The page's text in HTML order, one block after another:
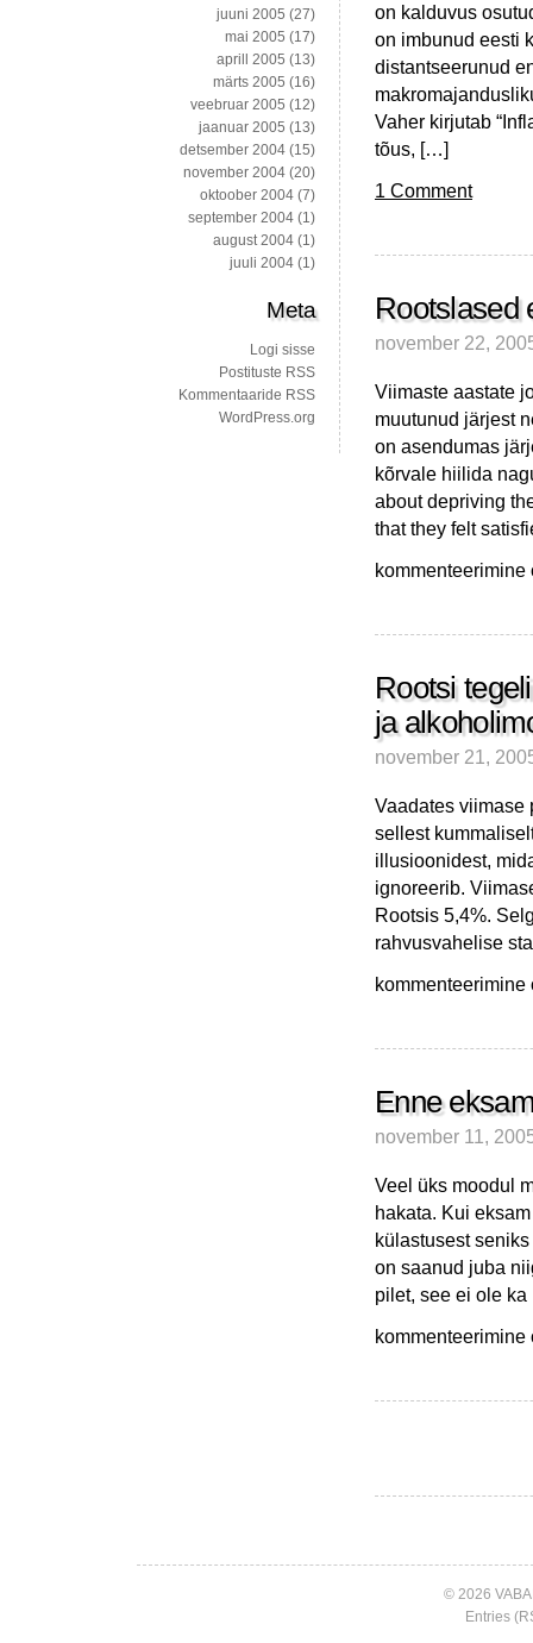
on kalduvus
on imbunud eesti
distantseerunud
Vaher kirjutab
tõus, […]
1 Comment
Rootslased
november 22,
Viimaste aastate
muutunud järjest
on asendumas
kõrvale hiilida
about depriving
that they felt
Rootslased
enam
makse
maksta
Rootsi
ja
november 21,
Vaadates viimase
sellest
illusioonidest,
ignoreerib.
Rootsis 5,4%.
rahvusvahelise
Rootsi
naiste
ja
alkoholimonopoli
reklaamist
Enne
november 11,
Veel üks moodul
hakata. Kui
külastusest
on saanud juba
pilet, see ei ole
Enne
midagi
juuni 2005 (27)
mai 2005 (17)
aprill 2005 (13)
märts 2005 (16)
veebruar 2005 (12)
jaanuar 2005 (13)
detsember 2004 (15)
november 2004 (20)
oktoober 2004 (7)
september 2004 (1)
august 2004 (1)
juuli 2004 (1)
Meta
Logi sisse
Postituste RSS
Kommentaaride RSS
WordPress.org
© 2026
Entries